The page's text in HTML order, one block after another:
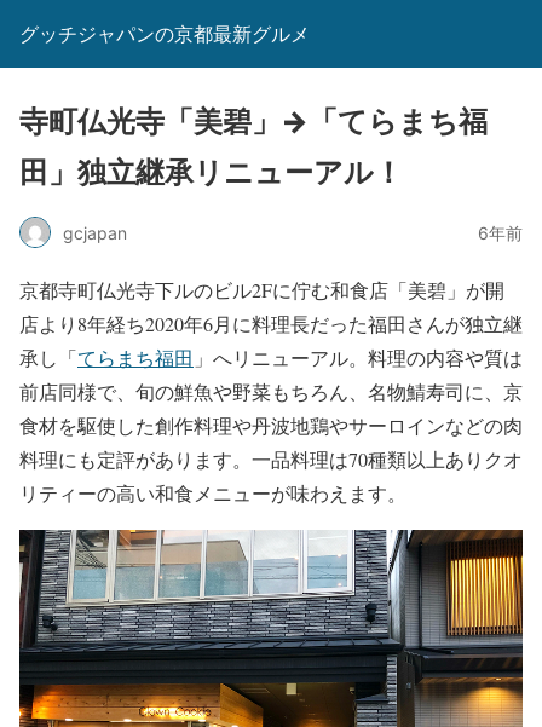
グッチジャパンの京都最新グルメ
寺町仏光寺「美碧」→「てらまち福
田」独立継承リニューアル！
gcjapan 6年前
京都寺町仏光寺下ルのビル2Fに佇む和食店「美碧」が開
店より8年経ち2020年6月に料理長だった福田さんが独立継
承し「てらまち福田 」へリニューアル。料理の内容や質は
前店同様で、旬の鮮魚や野菜もちろん、名物鯖寿司に、京
食材を駆使した創作料理や丹波地鶏やサーロインなどの肉
料理にも定評があります。一品料理は70種類以上ありクオ
リティーの高い和食メニューが味わえます。